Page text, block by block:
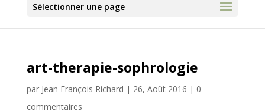
Sélectionner une page
art-therapie-sophrologie
par Jean François Richard | 26, Août 2016 | 0
commentaires